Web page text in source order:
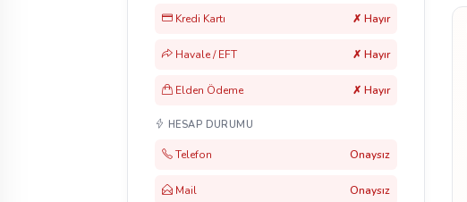
Kredi Kartı ✗ Hayır
Havale / EFT ✗ Hayır
Elden Ödeme ✗ Hayır
HESAP DURUMU
Telefon Onaysız
Mail Onaysız